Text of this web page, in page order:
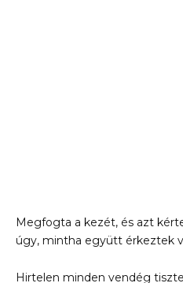
Megfogta a kezét, és azt
úgy, mintha együtt érkeztek
Hirtelen minden vendég